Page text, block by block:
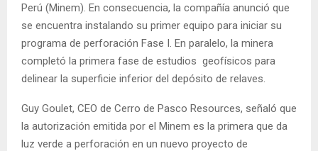
Perú (Minem). En consecuencia, la compañía anunció que
se encuentra instalando su primer equipo para iniciar su
programa de perforación Fase I. En paralelo, la minera
completó la primera fase de estudios geofísicos para
delinear la superficie inferior del depósito de relaves.
Guy Goulet, CEO de Cerro de Pasco Resources, señaló que
la autorización emitida por el Minem es la primera que da
luz verde a perforación en un nuevo proyecto de